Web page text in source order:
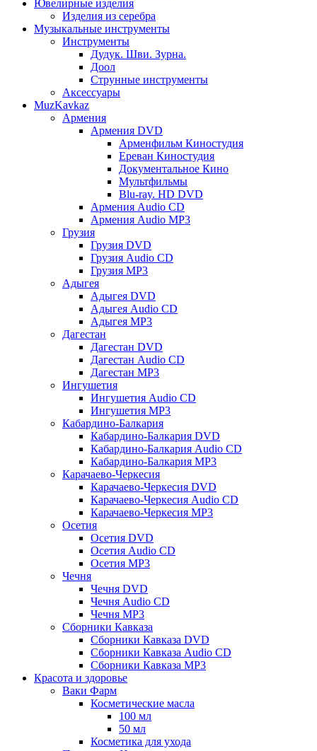
Ювелирные изделия
Изделия из серебра
Музыкальные инструменты
Инструменты
Дудук. Шви. Зурна.
Доол
Струнные инструменты
Аксессуары
MuzKavkaz
Армения
Армения DVD
Арменфильм Киностудия
Ереван Киностудия
Документальное Кино
Мультфильмы
Blu-ray. HD DVD
Армения Audio CD
Армения Audio MP3
Грузия
Грузия DVD
Грузия Audio CD
Грузия MP3
Адыгея
Адыгея DVD
Адыгея Audio CD
Адыгея MP3
Дагестан
Дагестан DVD
Дагестан Audio CD
Дагестан MP3
Ингушетия
Ингушетия Audio CD
Ингушетия MP3
Кабардино-Балкария
Кабардино-Балкария DVD
Кабардино-Балкария Audio CD
Кабардино-Балкария MP3
Карачаево-Черкесия
Карачаево-Черкесия DVD
Карачаево-Черкесия Audio CD
Карачаево-Черкесия MP3
Осетия
Осетия DVD
Осетия Audio CD
Осетия MP3
Чечня
Чечня DVD
Чечня Audio CD
Чечня MP3
Сборники Кавказа
Сборники Кавказа DVD
Сборники Кавказа Audio CD
Сборники Кавказа MP3
Красота и здоровье
Ваки Фарм
Косметические масла
100 мл
50 мл
Косметика для ухода